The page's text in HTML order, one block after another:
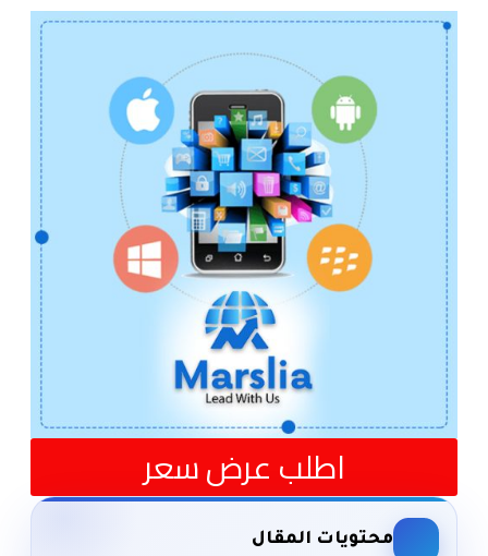
اطلب عرض سعر
محتويات المقال